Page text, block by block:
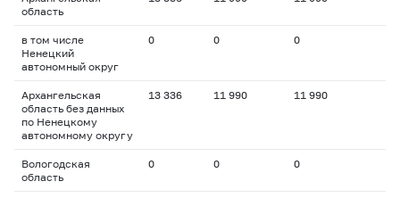
область
в том числе
Ненецкий
автономный округ
0 0 0
Архангельская
область без данных
по Ненецкому
автономному округу
13 336 11 990 11 990
Вологодская
область
0 0 0